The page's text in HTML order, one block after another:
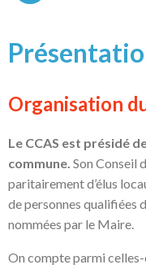
Organisation
Le CCAS est présidé
commune. Son Conseil
paritairement d’élus
de personnes qualifiées
nommées par le Maire.
On compte parmi